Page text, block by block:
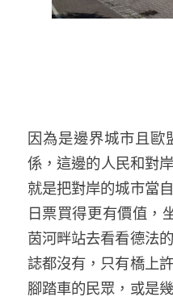
因為是邊界城市且歐
係，這邊的人民和對
就是把對岸的城市當
日票買得更有價值，
茵河畔站去看看德法
誌都沒有，只有橋上
腳踏車的民眾，或是